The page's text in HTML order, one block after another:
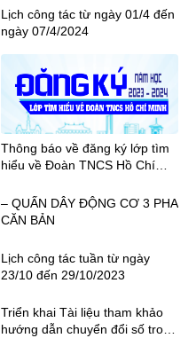
học 2022-2023
Lịch công tác từ ngày 01/4 đến
ngày 07/4/2024
Thông báo về đăng ký lớp tìm
hiểu về Đoàn TNCS Hồ Chí
– QUẤN DÂY ĐỘNG CƠ 3 PHA
CĂN BẢN
Lịch công tác tuần từ ngày
23/10 đến 29/10/2023
Triển khai Tài liệu tham khảo
hướng dẫn chuyển đổi số trong